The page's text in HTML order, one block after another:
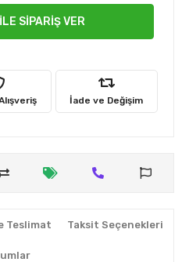
SİPARİŞ VER
İade ve Değişim
Teslimat Taksit Seçenekleri